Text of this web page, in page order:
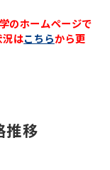
のホームページで
はこちらから更
推移